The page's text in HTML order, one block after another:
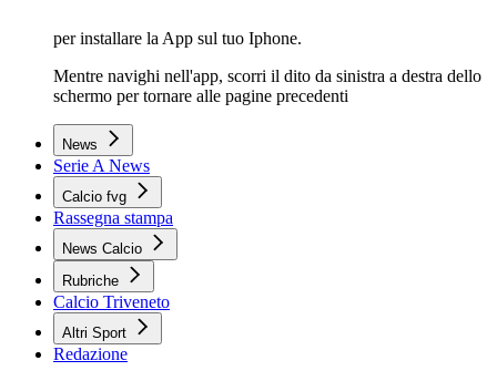
per installare la App sul tuo Iphone.
Mentre navighi nell'app, scorri il dito da sinistra a destra dello
schermo per tornare alle pagine precedenti
News
Serie A News
Calcio fvg
Rassegna stampa
News Calcio
Rubriche
Calcio Triveneto
Altri Sport
Redazione